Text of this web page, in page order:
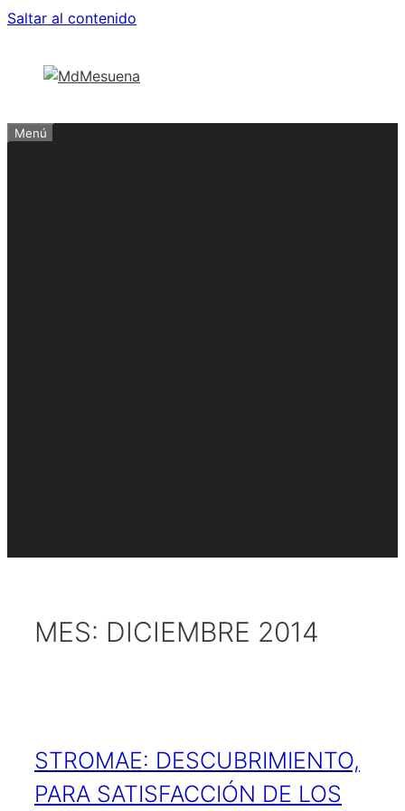
Saltar al contenido
Menú
MES: DICIEMBRE 2014
STROMAE: DESCUBRIMIENTO,
PARA SATISFACCIÓN DE LOS